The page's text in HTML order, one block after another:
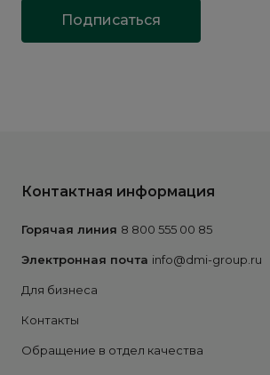
Подписаться
Контактная информация
Горячая линия 8 800 555 00 85
Электронная почта info@dmi-group.ru
Для бизнеса
Контакты
Обращение в отдел качества